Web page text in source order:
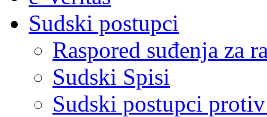
Sudski postupci
Raspored suđenja za
Sudski Spisi
Sudski postupci